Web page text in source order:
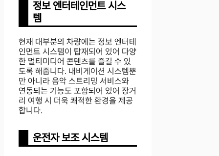
정보 엔터테인먼트 시스
템
현재 대부분의 차량에는 정보 엔터테
인먼트 시스템이 탑재되어 있어 다양
한 멀티미디어 콘텐츠를 즐길 수 있
도록 해줍니다. 내비게이션 시스템뿐
만 아니라 음악 스트리밍 서비스와
연동되는 기능도 포함되어 있어 장거
리 여행 시 더욱 쾌적한 환경을 제공
합니다.
운전자 보조 시스템